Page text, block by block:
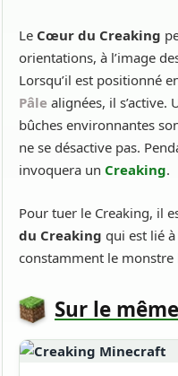
Le Cœur du Creaking
orientations, à l’image
Lorsqu’il est positionné
Pâle alignées, il s’active.
bûches environnantes
ne se désactive pas.
invoquera un Creaking.
Pour tuer le Creaking, il
du Creaking qui est lié
constamment le monstre
Sur le